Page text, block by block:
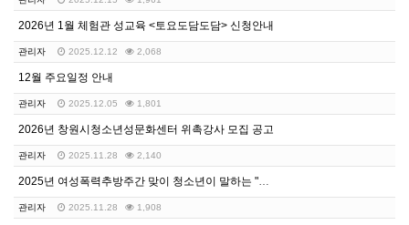
2026년 1월 체험관 성교육 <토요도담도담> 신청안내
관리자 2025.12.12 2,068
12월 주요일정 안내
관리자 2025.12.05 1,801
2026년 창원시청소년성문화센터 위촉강사 모집 공고
관리자 2025.11.28 2,140
관리자 2025.11.28 1,908